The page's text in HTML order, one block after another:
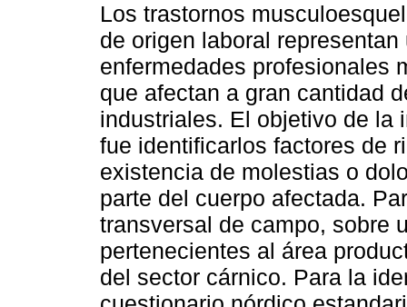
Los trastornos
de origen laboral representan
enfermedades profesionales
que afectan a gran cantidad
industriales. El objetivo de la
fue identificarlos factores de
existencia de molestias o
parte del cuerpo afectada.
transversal de campo, sobre
pertenecientes al área
del sector cárnico. Para la